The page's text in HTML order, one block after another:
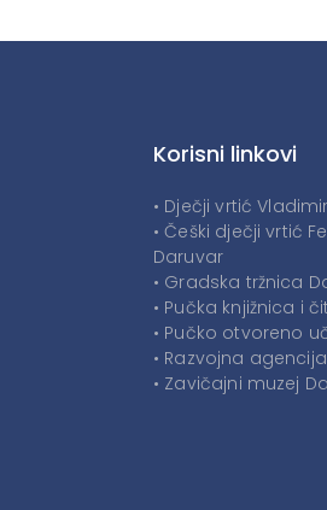
Korisni linkovi
• Dječji vrtić
• Češki dječji vrtić
Daruvar
• Gradska tržnica
• Pučka knjižnica i
• Pučko otvoreno
• Razvojna
• Zavičajni muzej